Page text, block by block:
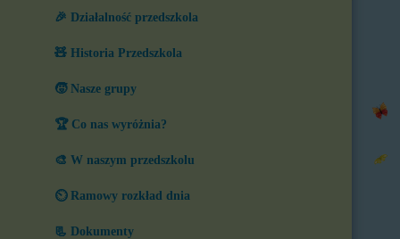
🎉 Działalność przedszkola
🧸 Historia Przedszkola
🧒 Nasze grupy
🏆 Co nas wyróżnia?
🎨 W naszym przedszkolu
⏲️ Ramowy rozkład dnia
📃 Dokumenty